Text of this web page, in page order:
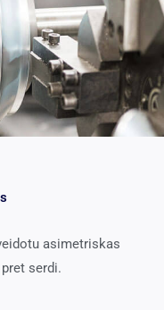
asimetriskas
serdi.